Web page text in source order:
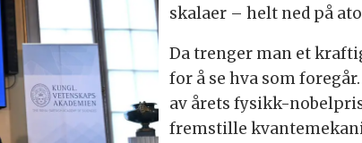
skalaer – helt ned på
Da trenger man et
for å se hva som
av årets fysikk-
fremstille